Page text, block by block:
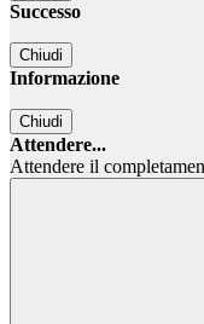
Successo
Chiudi
Informazione
Chiudi
Attendere...
Attendere il